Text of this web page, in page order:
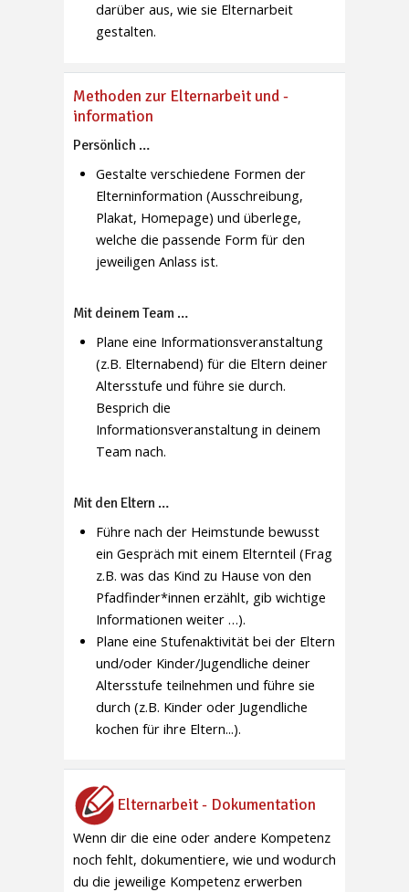
darüber aus, wie sie Elternarbeit
gestalten.
Methoden zur Elternarbeit und -
information
Persönlich …
Gestalte verschiedene Formen der
Elterninformation (Ausschreibung,
Plakat, Homepage) und überlege,
welche die passende Form für den
jeweiligen Anlass ist.
Mit deinem Team …
Plane eine Informationsveranstaltung
(z.B. Elternabend) für die Eltern deiner
Altersstufe und führe sie durch.
Besprich die
Informationsveranstaltung in deinem
Team nach.
Mit den Eltern …
Führe nach der Heimstunde bewusst
ein Gespräch mit einem Elternteil (Frag
z.B. was das Kind zu Hause von den
Pfadfinder*innen erzählt, gib wichtige
Informationen weiter …).
Plane eine Stufenaktivität bei der Eltern
und/oder Kinder/Jugendliche deiner
Altersstufe teilnehmen und führe sie
durch (z.B. Kinder oder Jugendliche
kochen für ihre Eltern...).
Elternarbeit - Dokumentation
Wenn dir die eine oder andere Kompetenz
noch fehlt, dokumentiere, wie und wodurch
du die jeweilige Kompetenz erwerben